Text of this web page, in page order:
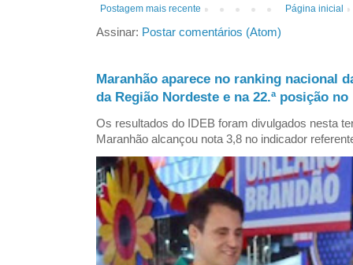
Postagem mais recente Página inicial
Assinar: Postar comentários (Atom)
Maranhão aparece no ranking nacional
da Região Nordeste e na 22.ª posição
Os resultados do IDEB foram divulgados nesta
Maranhão alcançou nota 3,8 no indicador